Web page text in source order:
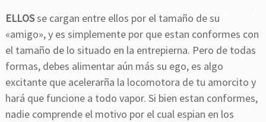
ELLOSse cargan entre ellos por el tamaño de su
«amigo», y es simplemente por que estan conformes con
el tamaño de lo situado en la entrepierna. Pero de todas
formas, debes alimentar aún más su ego, es algo
excitante que acelerarña la locomotora de tu amorcito y
hará que funcione a todo vapor. Si bien estan conformes,
nadie comprende el motivo por el cual espian en los